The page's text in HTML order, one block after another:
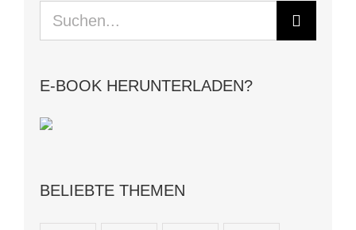
Suche
nach:
E-BOOK HERUNTERLADEN?
BELIEBTE THEMEN